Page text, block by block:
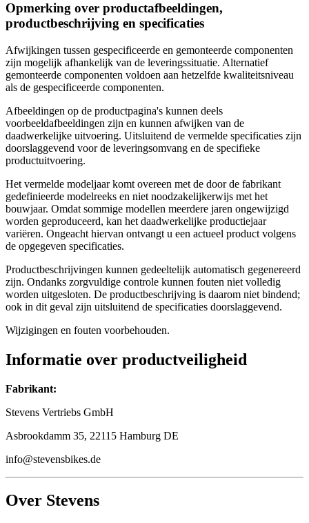
Opmerking over productafbeeldingen,
productbeschrijving en specificaties
Afwijkingen tussen gespecificeerde en gemonteerde componenten
zijn mogelijk afhankelijk van de leveringssituatie. Alternatief
gemonteerde componenten voldoen aan hetzelfde kwaliteitsniveau
als de gespecificeerde componenten.
Afbeeldingen op de productpagina's kunnen deels
voorbeeldafbeeldingen zijn en kunnen afwijken van de
daadwerkelijke uitvoering. Uitsluitend de vermelde specificaties zijn
doorslaggevend voor de leveringsomvang en de specifieke
productuitvoering.
Het vermelde modeljaar komt overeen met de door de fabrikant
gedefinieerde modelreeks en niet noodzakelijkerwijs met het
bouwjaar. Omdat sommige modellen meerdere jaren ongewijzigd
worden geproduceerd, kan het daadwerkelijke productiejaar
variëren. Ongeacht hiervan ontvangt u een actueel product volgens
de opgegeven specificaties.
Productbeschrijvingen kunnen gedeeltelijk automatisch gegenereerd
zijn. Ondanks zorgvuldige controle kunnen fouten niet volledig
worden uitgesloten. De productbeschrijving is daarom niet bindend;
ook in dit geval zijn uitsluitend de specificaties doorslaggevend.
Wijzigingen en fouten voorbehouden.
Informatie over productveiligheid
Fabrikant:
Stevens Vertriebs GmbH
Asbrookdamm 35, 22115 Hamburg DE
info@stevensbikes.de
Over Stevens